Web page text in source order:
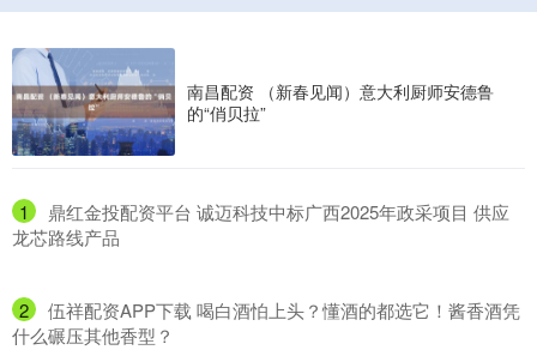
南昌配资 （新春见闻）意大利厨师安德鲁
的“俏贝拉”
1
​鼎红金投配资平台 诚迈科技中标广西2025年政采项目 供应
龙芯路线产品
2
​伍祥配资APP下载 喝白酒怕上头？懂酒的都选它！酱香酒凭
什么碾压其他香型？